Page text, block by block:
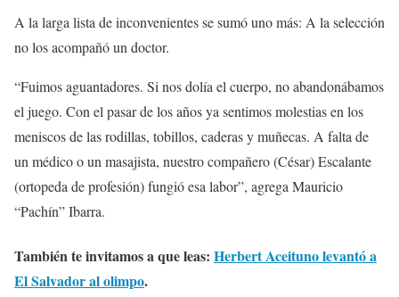
A la larga lista de inconvenientes se sumó uno más: A la selección
no los acompañó un doctor.
“Fuimos aguantadores. Si nos dolía el cuerpo, no abandonábamos
el juego. Con el pasar de los años ya sentimos molestias en los
meniscos de las rodillas, tobillos, caderas y muñecas. A falta de
un médico o un masajista, nuestro compañero (César) Escalante
(ortopeda de profesión) fungió esa labor”, agrega Mauricio
“Pachín” Ibarra.
También te invitamos a que leas: Herbert Aceituno levantó a
El Salvador al olimpo.